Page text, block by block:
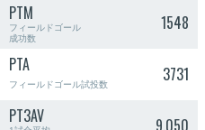
PTM
フィールドゴール
成功数
1548
PTA
フィールドゴール試投数
3731
PT3AV
9.050